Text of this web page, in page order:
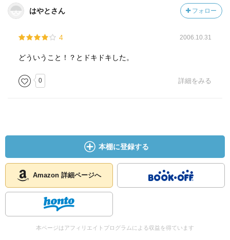
はやとさん フォロー
4 2006.10.31
どういうこと！？とドキドキした。
0 詳細をみる
本棚に登録する
Amazon 詳細ページへ
本ページはアフィリエイトプログラムによる収益を得ています